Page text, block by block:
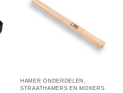
HAMER ONDERDELEN ,
STRAATHAMERS EN MOKERS